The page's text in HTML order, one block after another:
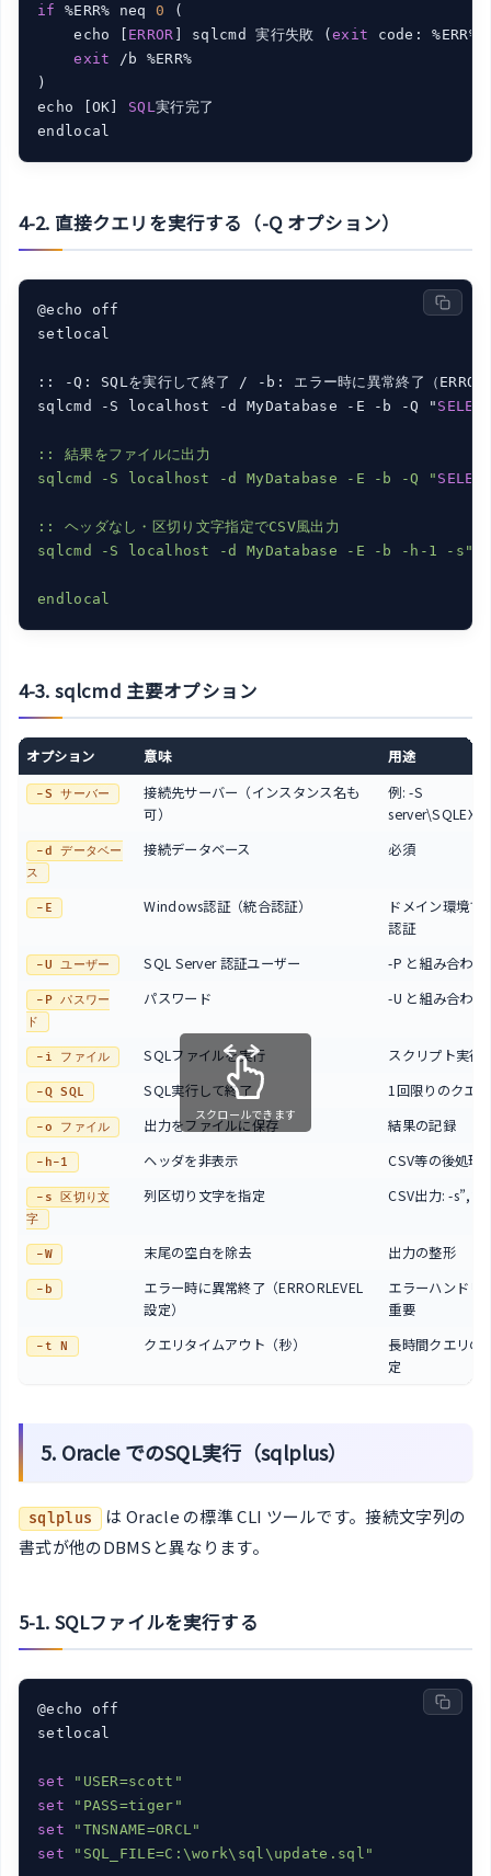
if %ERR% neq 0 (
    echo [
ERROR ] sqlcmd 実行失敗 (exit code: %ERR%)
exit /b %ERR%
)
echo [OK] SQL 実行完了
4-2. 直接クエリを実行する（-Q オプション）
@echo off
setlocal
:: -Q: SQLを実行して終了 / -b: エラー時に異常終了（
sqlcmd -S localhost -d MyDatabase -E -b -Q "
:: 結果をファイルに出力
sqlcmd -S localhost -d MyDatabase -E -b -Q "
:: ヘッダなし・区切り文字指定でCSV風出力
sqlcmd -S localhost -d MyDatabase -E -b -h-1 -s"
4-3. sqlcmd 主要オプション
オプション 意味 用途
-S サーバー
接続先サーバー（インスタンス名も
可）
例: -S
-d データベー
ス
接続データベース 必須
-E Windows認証（統合認証）
ドメイン環境で
認証
-U ユーザー SQL Server 認証ユーザー -P と組み合わせ
-P パスワー
ド
パスワード -U と組み合わせ
-i ファイル SQLファイルを実行 スクリプト実行
-Q SQL SQL実行して終了 1回限りのクエ
-o ファイル 出力をファイルに保存 結果の記録
-h-1 ヘッダを非表示 CSV等の後処理
-s 区切り文
字
列区切り文字を指定 CSV出力: -s”,”
-W 末尾の空白を除去 出力の整形
-b
エラー時に異常終了（ERRORLEVEL
設定）
エラーハンドリ
重要
-t N クエリタイムアウト（秒）
長時間クエリの
定
スクロールできます
5. Oracle でのSQL実行（sqlplus）
sqlplus
は Oracle の標準 CLI ツールです。接続文字列の
書式が他のDBMSと異なります。
5-1. SQLファイルを実行する
@echo off
setlocal
set
"USER=scott"
set
"PASS=tiger"
set
"TNSNAME=ORCL"
set
"SQL_FILE=C:\work\sql\update.sql"